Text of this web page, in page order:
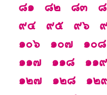
๘๑
๘๒ ๘๓
๙๔
๙๕ ๙๖
๑๐๖
๑๐๗
๑๐๘
๑๑๗
๑๑๘
๑๑๙
๑๒๗
๑๒๘
๑๒